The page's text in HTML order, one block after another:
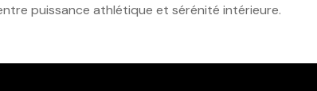
puissance athlétique et sérénité intérieure.